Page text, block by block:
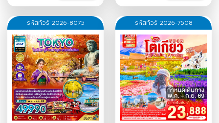
รหัสทัวร์ 2026-8075 รหัสทัวร์ 2026-7508